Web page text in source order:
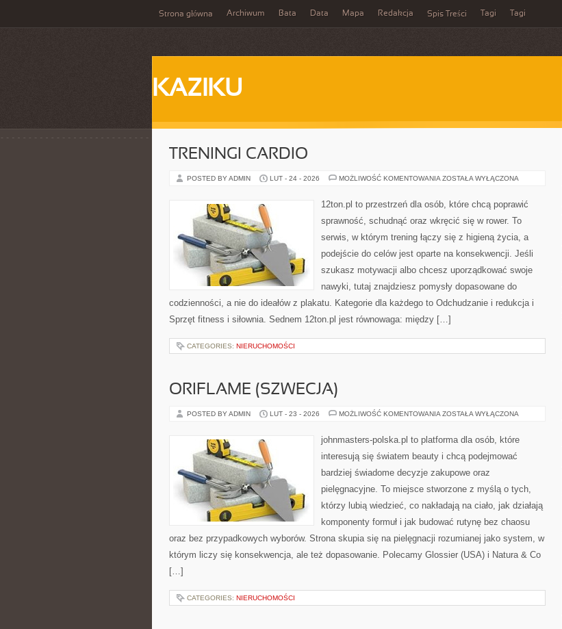
Strona główna Archiwum Bata Data Mapa Redakcja Spis Treści Tagi Tagi
KAZIKU
TRENINGI CARDIO
POSTED BY ADMIN LUT - 24 - 2026 MOŻLIWOŚĆ KOMENTOWANIA TRENINGI
ZOSTAŁA WYŁĄCZONA
12ton.pl to przestrzeń dla osób, które chcą poprawić
sprawność, schudnąć oraz wkręcić się w rower. To
serwis, w którym trening łączy się z higieną życia, a
podejście do celów jest oparte na konsekwencji. Jeśli
szukasz motywacji albo chcesz uporządkować swoje
nawyki, tutaj znajdziesz pomysły dopasowane do
codzienności, a nie do ideałów z plakatu. Kategorie dla każdego to Odchudzanie i redukcja i
Sprzęt fitness i siłownia. Sednem 12ton.pl jest równowaga: między […]
CATEGORIES: NIERUCHOMOŚCI
ORIFLAME (SZWECJA)
POSTED BY ADMIN LUT - 23 - 2026 MOŻLIWOŚĆ KOMENTOWANIA ORIFLAME
ZOSTAŁA WYŁĄCZONA
johnmasters-polska.pl to platforma dla osób, które
interesują się światem beauty i chcą podejmować
bardziej świadome decyzje zakupowe oraz
pielęgnacyjne. To miejsce stworzone z myślą o tych,
którzy lubią wiedzieć, co nakładają na ciało, jak działają
komponenty formuł i jak budować rutynę bez chaosu
oraz bez przypadkowych wyborów. Strona skupia się na pielęgnacji rozumianej jako system, w
którym liczy się konsekwencja, ale też dopasowanie. Polecamy Glossier (USA) i Natura & Co
[…]
CATEGORIES: NIERUCHOMOŚCI